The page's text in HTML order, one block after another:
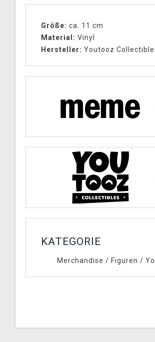
Größe: ca. 11 cm
Material: Vinyl
Hersteller: Youtooz
KATEGORIE
Merchandise / Figuren /